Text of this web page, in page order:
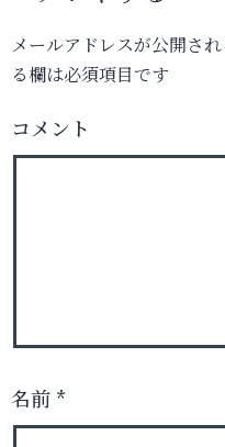
メールアドレスが公開され
る欄は必須項目です
コメント
名前 *